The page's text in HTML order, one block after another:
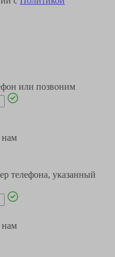
или позвоним
телефона, указанный